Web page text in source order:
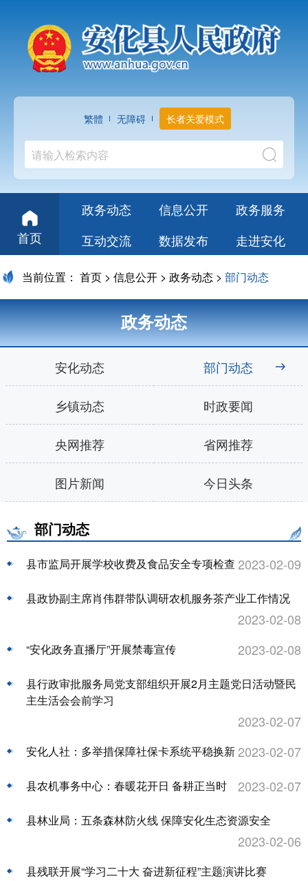
繁體 无障碍 长者关爱模式
首页
政务动态 信息公开
政务服务
互动交流
数据发布 走进安化
当前位置： 首页 > 信息公开 > 政务动态 > 部门动态
政务动态
安化动态 部门动态
乡镇动态 时政要闻
央网推荐 省网推荐
图片新闻 今日头条
部门动态
县市监局开展学校收费及食品安全专项检查 2023-02-09
县政协副主席肖伟群带队调研农机服务茶产业工作情况
2023-02-08
“安化政务直播厅”开展禁毒宣传 2023-02-08
县行政审批服务局党支部组织开展2月主题党日活动暨民
主生活会会前学习
2023-02-07
安化人社：多举措保障社保卡系统平稳换新 2023-02-07
县农机事务中心：春暖花开日 备耕正当时 2023-02-07
县林业局：五条森林防火线 保障安化生态资源安全
2023-02-06
县残联开展“学习二十大 奋进新征程”主题演讲比赛